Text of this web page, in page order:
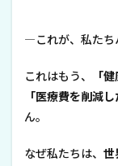
―これが、私たち
これはもう、 「
「医療費を削減し
ん。
なぜ私たちは、 世